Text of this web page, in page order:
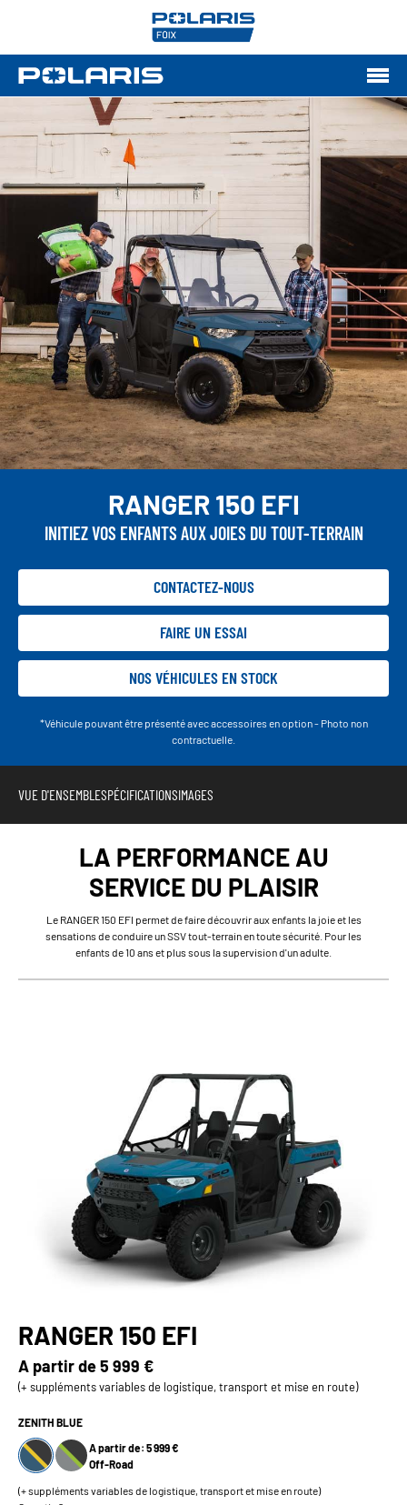
RANGER 150 EFI
INITIEZ VOS ENFANTS AUX JOIES DU TOUT-TERRAIN
CONTACTEZ-NOUS
FAIRE UN ESSAI
NOS VÉHICULES EN STOCK
*Véhicule pouvant être présenté avec accessoires en option - Photo non
contractuelle.
VUE D'ENSEMBLESPÉCIFICATIONSIMAGES
LA PERFORMANCE AU
SERVICE DU PLAISIR
Le RANGER 150 EFI permet de faire découvrir aux enfants la joie et les
sensations de conduire un SSV tout-terrain en toute sécurité. Pour les
enfants de 10 ans et plus sous la supervision d'un adulte.
RANGER 150 EFI
A partir de5 999 €
(+ suppléments variables de logistique, transport et mise en route)
ZENITH BLUE
A partir de: 5 999 €
Off-Road
(+ suppléments variables de logistique, transport et mise en route)